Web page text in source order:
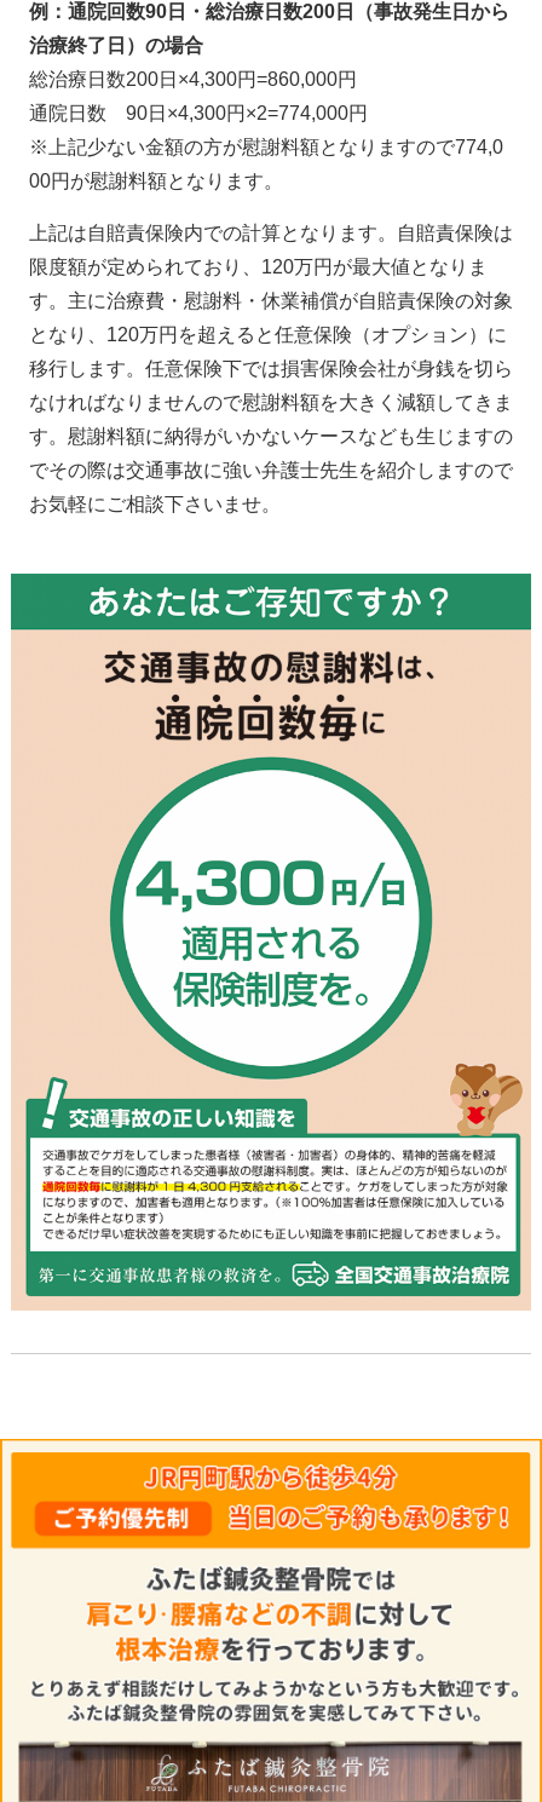
例：通院回数90日・総治療日数200日（事故発生日から
治療終了日）の場合
総治療日数200日×4,300円=860,000円
通院日数 90日×4,300円×2=774,000円
※上記少ない金額の方が慰謝料額となりますので774,0
00円が慰謝料額となります。
上記は自賠責保険内での計算となります。自賠責保険は
限度額が定められており、120万円が最大値となりま
す。主に治療費・慰謝料・休業補償が自賠責保険の対象
となり、120万円を超えると任意保険（オプション）に
移行します。任意保険下では損害保険会社が身銭を切ら
なければなりませんので慰謝料額を大きく減額してきま
す。慰謝料額に納得がいかないケースなども生じますの
でその際は交通事故に強い弁護士先生を紹介しますので
お気軽にご相談下さいませ。